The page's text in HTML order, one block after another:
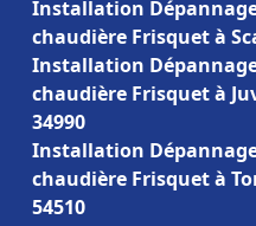
Installation
chaudière Frisquet à
Installation
chaudière Frisquet à
34990
Installation
chaudière Frisquet à
54510